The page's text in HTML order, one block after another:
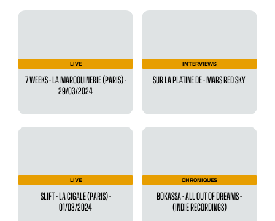
LIVE
7 WEEKS - LA MAROQUINERIE (PARIS) -
29/03/2024
INTERVIEWS
SUR LA PLATINE DE - MARS RED SKY
LIVE
SLIFT - LA CIGALE (PARIS) -
01/03/2024
CHRONIQUES
BOKASSA - ALL OUT OF DREAMS -
(INDIE RECORDINGS)